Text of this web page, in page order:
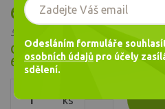
640,55 Kč/ ks
529,38 Kč bez DPH
Cena celkem
640,55 Kč
ks
Odesláním formuláře
osobních údajů pro účely
sdělení.